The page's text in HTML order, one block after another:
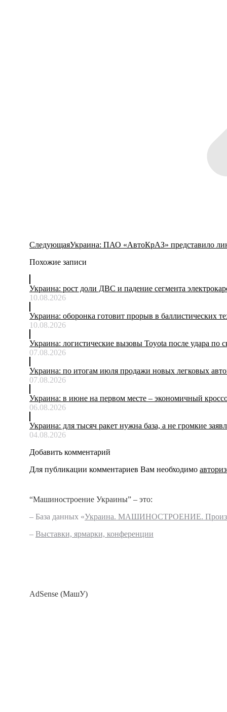
СледующаяСледующая
Украина: ПАО «АвтоКрАЗ» представило
Похожие записи
Украина: рост доли ДВС и падение сегмента
10.08.2026
Украина: оборонка готовит прорыв в баллистических
10.08.2026
Украина: логистические вызовы Toyota после удара по
07.08.2026
Украина: по итогам июля продажи новых легковых
07.08.2026
Украина: в июне на первом месте – экономичный
06.08.2026
Украина: для тысяч ракет нужна база, а не громкие
04.08.2026
Добавить комментарий
Для публикации комментариев Вам необходимо
“Машиностроение Украины” – это:
– База данных «Украина. МАШИНОСТРОЕНИЕ.
– Выставки, ярмарки, конференции
AdSense (МашУ)